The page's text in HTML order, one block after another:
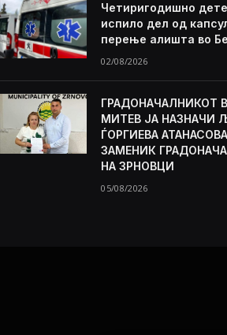
Четиригодишно дете
испило дел од
перење алишта во
02/08/2026
ГРАДОНАЧАЛНИКОТ
МИТЕВ ЈА НАЗНАЧИ
ЃОРГИЕВА
ЗАМЕНИК
НА ЗРНОВЦИ
05/08/2026